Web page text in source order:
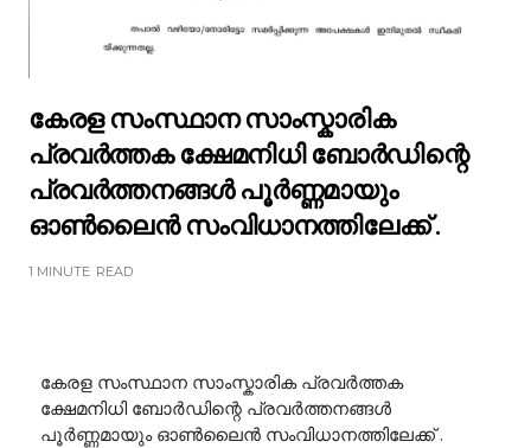
കേരള സംസ്ഥാന സാംസ്കാരിക
പ്രവർത്തക ക്ഷേമനിധി ബോർഡിന്റെ
പ്രവർത്തനങ്ങൾ പൂർണ്ണമായും
ഓൺലൈൻ സംവിധാനത്തിലേക്ക് .
1 MINUTE READ
കേരള സംസ്ഥാന സാംസ്കാരിക പ്രവർത്തക
ക്ഷേമനിധി ബോർഡിന്റെ പ്രവർത്തനങ്ങൾ
പൂർണ്ണമായും ഓൺലൈൻ സംവിധാനത്തിലേക്ക് .